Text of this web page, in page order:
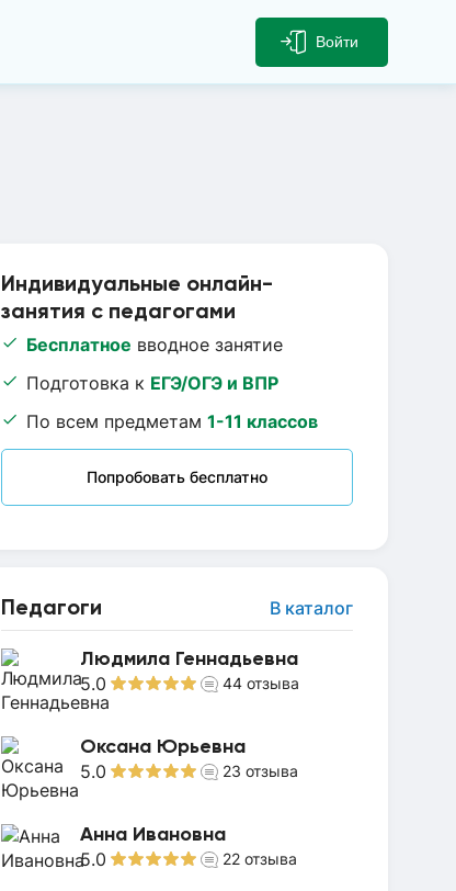
Войти
Индивидуальные онлайн-
занятия с педагогами
Бесплатное вводное занятие
Подготовка к ЕГЭ/ОГЭ и ВПР
По всем предметам 1-11 классов
Попробовать бесплатно
Педагоги В каталог
Людмила Геннадьевна
5.0 44 отзыва
Оксана Юрьевна
5.0 23 отзыва
Анна Ивановна
5.0 22 отзыва